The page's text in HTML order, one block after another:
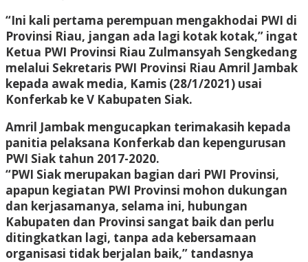
“Ini kali pertama perempuan mengakhodai PWI di
Provinsi Riau, jangan ada lagi kotak kotak,” ingat
Ketua PWI Provinsi Riau Zulmansyah Sengkedang
melalui Sekretaris PWI Provinsi Riau Amril Jambak
kepada awak media, Kamis (28/1/2021) usai
Konferkab ke V Kabupaten Siak.
Amril Jambak mengucapkan terimakasih kepada
panitia pelaksana Konferkab dan kepengurusan
PWI Siak tahun 2017-2020.
“PWI Siak merupakan bagian dari PWI Provinsi,
apapun kegiatan PWI Provinsi mohon dukungan
dan kerjasamanya, selama ini, hubungan
Kabupaten dan Provinsi sangat baik dan perlu
ditingkatkan lagi, tanpa ada kebersamaan
organisasi tidak berjalan baik,” tandasnya